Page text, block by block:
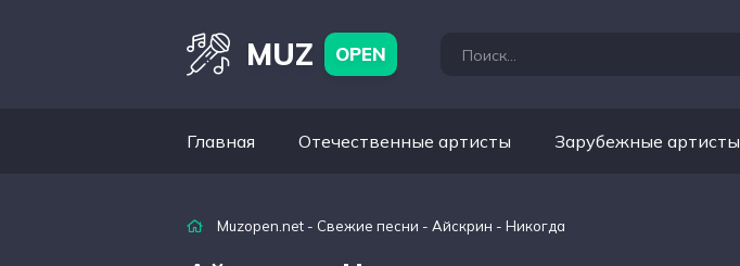
MUZ OPEN
Главная Отечественные артисты Зарубежные артисты
Muzopen.net - Свежие песни - Айскрин - Никогда